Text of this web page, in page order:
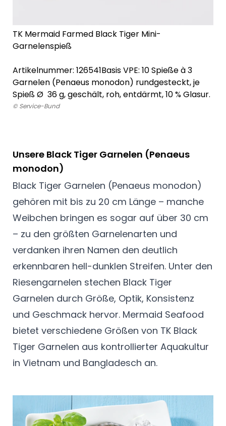
TK Mermaid Farmed Black Tiger Mini-
Garnelenspieß
Artikelnummer: 126541Basis VPE: 10 Spieße à 3
Garnelen (Penaeus monodon) rundgesteckt, je
Spieß Ø 36 g, geschält, roh, entdärmt, 10 % Glasur.
© Service-Bund
Unsere Black Tiger Garnelen (Penaeus
monodon)
Black Tiger Garnelen (Penaeus monodon)
gehören mit bis zu 20 cm Länge – manche
Weibchen bringen es sogar auf über 30 cm
– zu den größten Garnelenarten und
verdanken ihren Namen den deutlich
erkennbaren hell-dunklen Streifen. Unter den
Riesengarnelen stechen Black Tiger
Garnelen durch Größe, Optik, Konsistenz
und Geschmack hervor. Mermaid Seafood
bietet verschiedene Größen von TK Black
Tiger Garnelen aus kontrollierter Aquakultur
in Vietnam und Bangladesch an.